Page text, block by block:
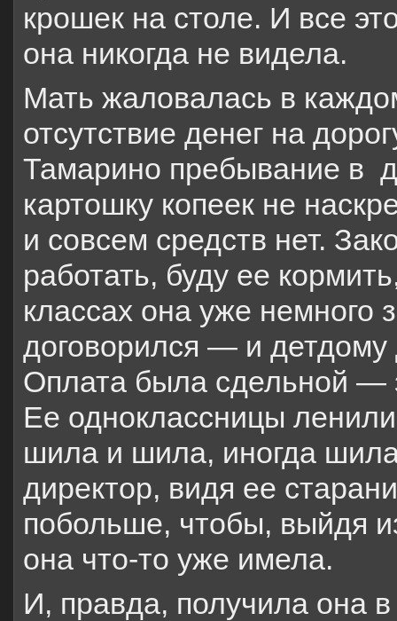
крошек на столе. И все
она никогда не видела.
Мать жаловалась в
отсутствие денег на
Тамарино пребывание в
картошку копеек не
и совсем средств нет.
работать, буду ее
классах она уже немного
договорился — и
Оплата была сдельной —
Ее одноклассницы
шила и шила, иногда
директор, видя ее
побольше, чтобы, выйдя
она что-то уже имела.
И, правда, получила она